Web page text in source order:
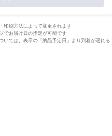
印刷方法によって変更されます
でお届け日の指定が可能です
いては、表示の「納品予定日」より到着が遅れる